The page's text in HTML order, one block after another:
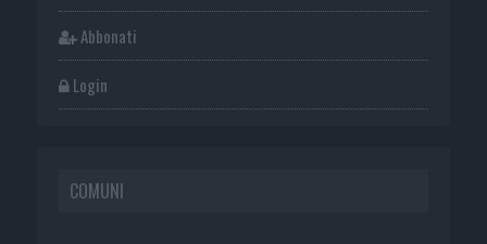
Abbonati
Login
COMUNI